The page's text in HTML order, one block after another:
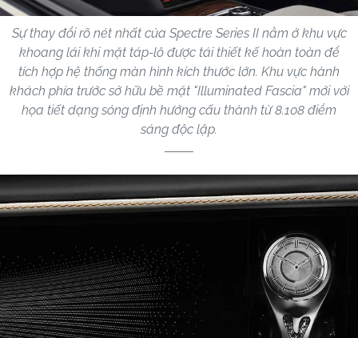
Sự thay đổi rõ nét nhất của Spectre Series II nằm ở khu vực
khoang lái khi mặt táp-lô được tái thiết kế hoàn toàn để
tích hợp hệ thống màn hình kích thước lớn. Khu vực hành
khách phía trước sở hữu bề mặt "Illuminated Fascia" mới với
họa tiết dạng sóng định hướng cấu thành từ 8.108 điểm
sáng độc lập.